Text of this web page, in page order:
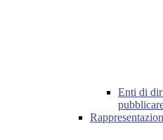
Enti di